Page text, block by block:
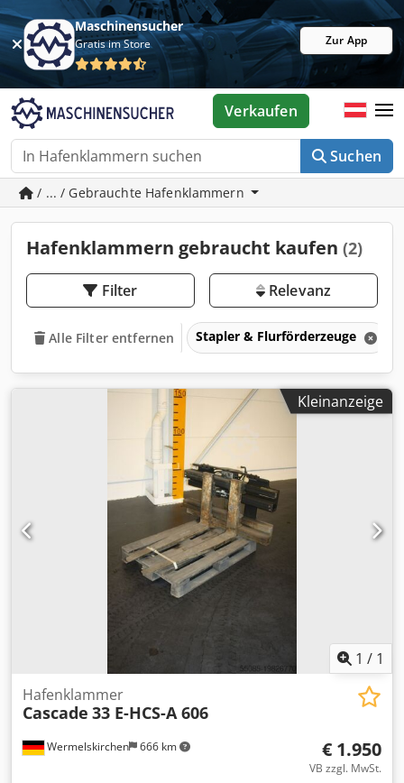
Maschinensucher
Gratis im Store Zur App
Suchen
Verkaufen
/ ... / Gebrauchte Hafenklammern
Hafenklammern gebraucht kaufen (2)
Filter Relevanz
Alle Filter entfernen Stapler & Flurförderzeuge
Kleinanzeige
1 / 1
Wermelskirchen 666 km
Hafenklammer
Cascade 33 E-HCS-A 606
€ 1.950
VB zzgl. MwSt.